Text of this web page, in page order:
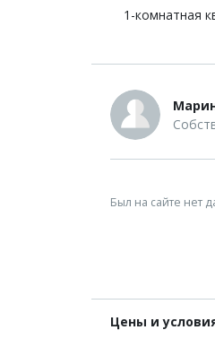
1-комнатная
Был на сайте нет
Цены и